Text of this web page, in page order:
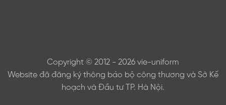
Copyright © 2012 - 2026 vie-uniform
Website đã đăng ký thông báo bộ công thương và Sở Kế
hoạch và Đầu tư TP. Hà Nội.